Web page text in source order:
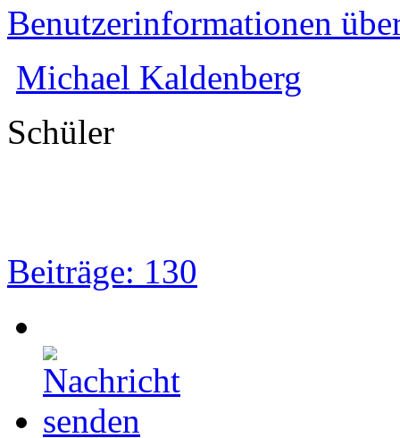
Benutzerinformationen
Michael Kaldenberg
Schüler
Beiträge: 130